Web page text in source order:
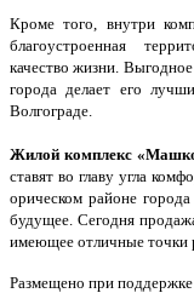
Кроме того, внутри
благоустроенная
качество жизни.
города делает его
Волгограде.
Жилой комплекс
ставят во главу угла
орическом районе
будущее. Сегодня
имеющее отличные точки
Размещено при